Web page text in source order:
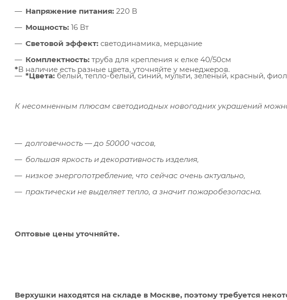
Напряжение питания: 220 В
Мощность: 16 Вт
Световой эффект: светодинамика, мерцание
Комплектность: труба для крепления к елке 40/50см
*Цвета: белый, тепло-белый, синий, мульти, зеленый, красный,
*В наличие есть разные цвета, уточняйте у менеджеров.
К несомненным плюсам светодиодных новогодних украшений
долговечность — до 50000 часов,
большая яркость и декоративность изделия,
низкое энергопотребление, что сейчас очень актуально,
практически не выделяет тепло, а значит пожаробезопасна.
Оптовые цены уточняйте.
Верхушки находятся на складе в Москве, поэтому требуется